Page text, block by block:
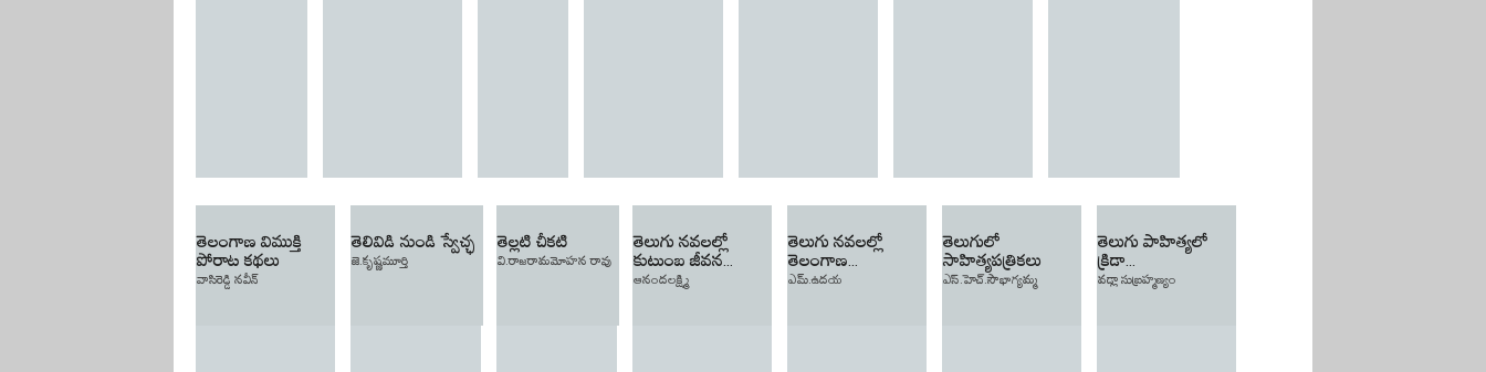
తెలంగాణ విముక్తి
పోరాట కథలు
వాసిరెడ్డి నవీన్
తెలివిడి నుండి స్వేచ్ఛ
జె.కృష్ణమూర్తి
తెల్లటి చీకటి
వి.రాజరామమోహన రావు
తెలుగు నవలల్లో
కుటుంబ జీవన...
ఆనందలక్ష్మి
తెలుగు నవలల్లో
తెలంగాణ...
ఎమ్.ఉదయ
తెలుగులో
సాహిత్యపత్రికలు
ఎస్.హెచ్.సౌభాగ్యమ్మ
తెలుగు పాహిత్యలో
క్రిడా...
వడ్లా సుబ్రహ్మణ్యం